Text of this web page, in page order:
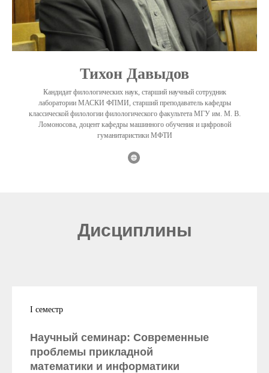
Тихон Давыдов
Кандидат филологических наук, старший научный сотрудник
лаборатории МАСКИ ФПМИ, старший преподаватель кафедры
классической филологии филологического факультета МГУ им. М. В.
Ломоносова, доцент кафедры машинного обучения и цифровой
гуманитаристики МФТИ
Дисциплины
I семестр
Научный семинар: Современные
проблемы прикладной
математики и информатики